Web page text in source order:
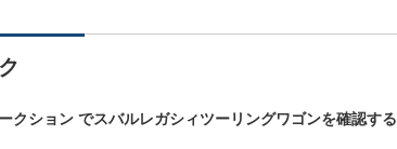
クション でスバルレガシィツーリングワゴンを確認する